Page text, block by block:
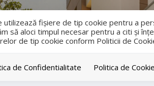
utilizează fişiere de tip cookie pentru a
să aloci timpul necesar pentru a citi și
de tip cookie conform Politicii de
de Confidentialitate Politica de